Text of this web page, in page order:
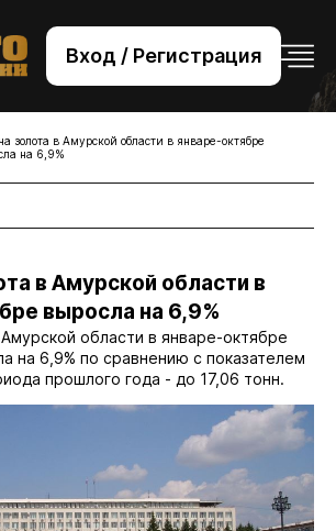
Вход / Регистрация
+7 (495) 221-76-32
bsv@zolteh.ru
золота в Амурской области в январе-октябре
на 6,9%
в Амурской области в
выросла на 6,9%
области в январе-октябре
на 6,9% по сравнению с показателем
прошлого года - до 17,06 тонн.